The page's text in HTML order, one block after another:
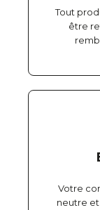
Tout
être
Votre
neutre et